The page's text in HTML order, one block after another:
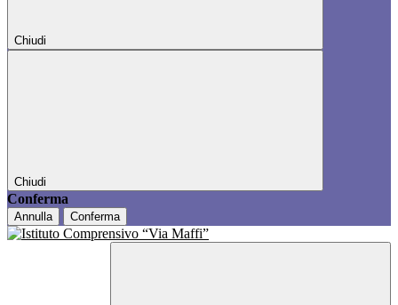
Chiudi
Chiudi
Conferma
Annulla Conferma